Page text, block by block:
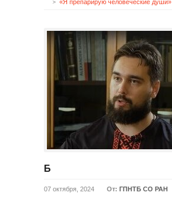
«Я препарирую человеческие души»
Б
07 октября, 2024 От: ГПНТБ СО РАН